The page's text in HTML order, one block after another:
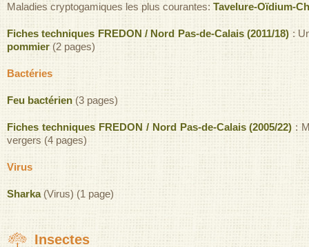
Maladies cryptogamiques les plus courantes: Tavelure-Oïdium-
Fiches techniques FREDON / Nord Pas-de-Calais (2011/18) :
pommier(2 pages)
Bactéries
Feu bactérien (3 pages)
Fiches techniques FREDON / Nord Pas-de-Calais (2005/22) :
vergers (4 pages)
Virus
Sharka(Virus) (1 page)
Insectes